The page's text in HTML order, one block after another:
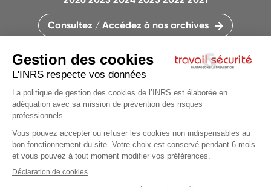
CONTACTEZ LA RÉDACTION
QUI SOMMES-NOUS ?
PLAN DU SITE
PARAMÈTRES DES COOKIES
CHARTE DES COOKIES ET TRACEURS
Consultez / Accédez à nos archives